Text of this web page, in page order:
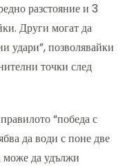
разстояние и 3
Други могат да
удари”, позволявайки
точки след
“победа с
да води с поне две
може да удължи